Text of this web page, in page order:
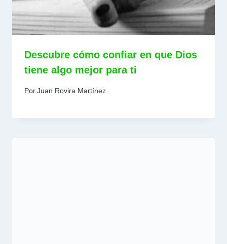
Descubre cómo confiar en que Dios
tiene algo mejor para ti
PorJuan Rovira Martínez